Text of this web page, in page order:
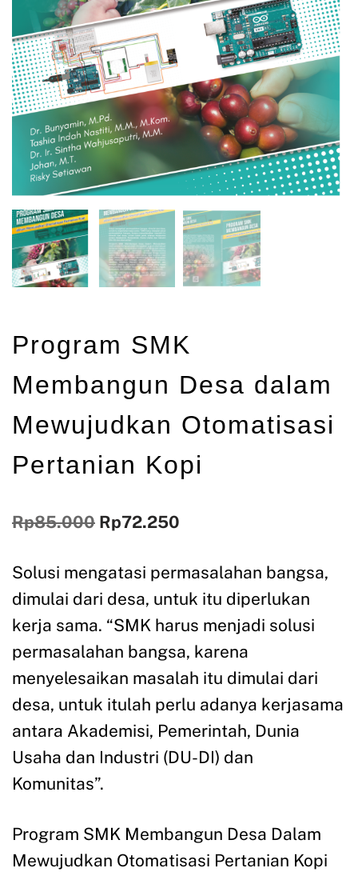
Program SMK
Membangun Desa dalam
Mewujudkan Otomatisasi
Pertanian Kopi
Rp85.000 Rp72.250
Solusi mengatasi permasalahan bangsa,
dimulai dari desa, untuk itu diperlukan
kerja sama. “SMK harus menjadi solusi
permasalahan bangsa, karena
menyelesaikan masalah itu dimulai dari
desa, untuk itulah perlu adanya kerjasama
antara Akademisi, Pemerintah, Dunia
Usaha dan Industri (DU-DI) dan
Komunitas”.
Program SMK Membangun Desa Dalam
Mewujudkan Otomatisasi Pertanian Kopi